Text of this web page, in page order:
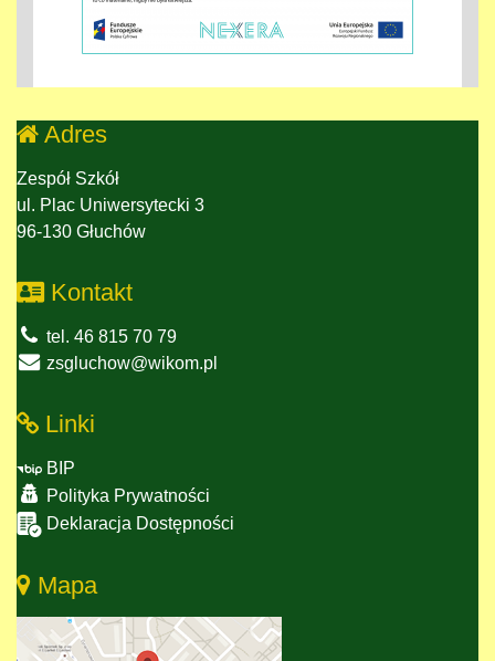
Adres
Zespół Szkół
ul. Plac Uniwersytecki 3
96-130 Głuchów
Kontakt
tel. 46 815 70 79
zsgluchow@wikom.pl
Linki
BIP
Polityka Prywatności
Deklaracja Dostępności
Mapa